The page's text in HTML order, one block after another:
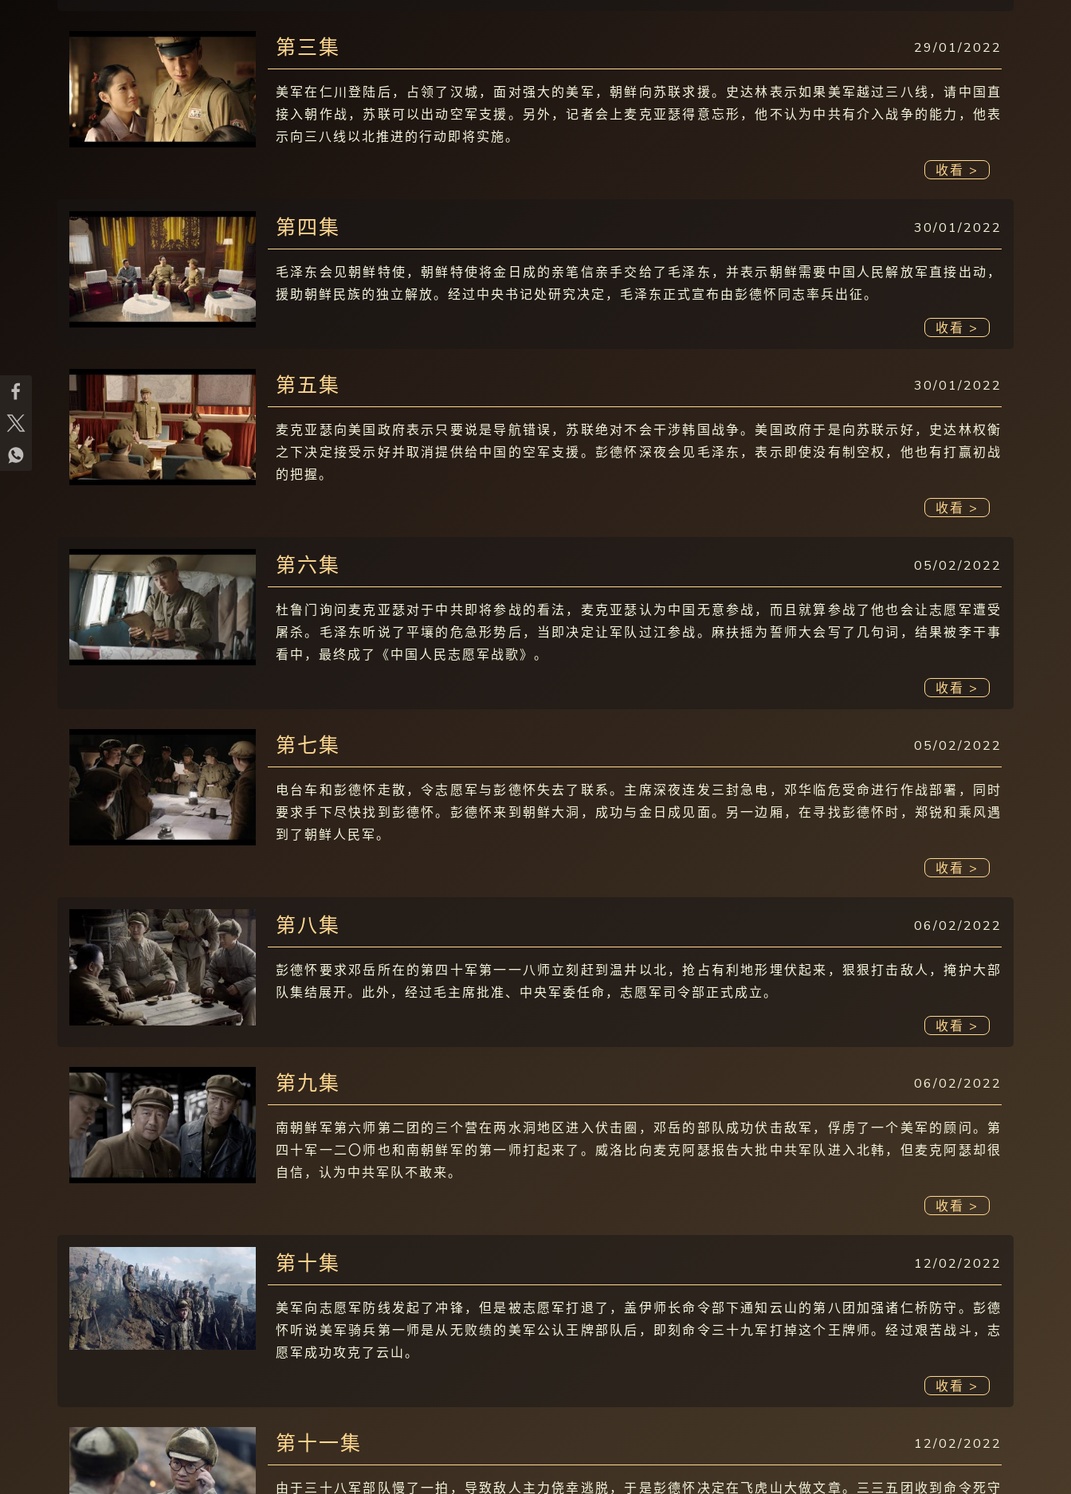
第三集 29/01/2022
美军在仁川登陆后，占领了汉城，面对强大的美军，朝鲜向苏联求援。史达林表示如果美军越过三八线，请中国直
接入朝作战，苏联可以出动空军支援。另外，记者会上麦克亚瑟得意忘形，他不认为中共有介入战争的能力，他表
示向三八线以北推进的行动即将实施。
收看 >
第四集 30/01/2022
毛泽东会见朝鲜特使，朝鲜特使将金日成的亲笔信亲手交给了毛泽东，并表示朝鲜需要中国人民解放军直接出动，
援助朝鲜民族的独立解放。经过中央书记处研究决定，毛泽东正式宣布由彭德怀同志率兵出征。
收看 >
第五集 30/01/2022
麦克亚瑟向美国政府表示只要说是导航错误，苏联绝对不会干涉韩国战争。美国政府于是向苏联示好，史达林权衡
之下决定接受示好并取消提供给中国的空军支援。彭德怀深夜会见毛泽东，表示即使没有制空权，他也有打赢初战
的把握。
收看 >
第六集 05/02/2022
杜鲁门询问麦克亚瑟对于中共即将参战的看法，麦克亚瑟认为中国无意参战，而且就算参战了他也会让志愿军遭受
屠杀。毛泽东听说了平壤的危急形势后，当即决定让军队过江参战。麻扶摇为誓师大会写了几句词，结果被李干事
看中，最终成了《中国人民志愿军战歌》。
收看 >
第七集 05/02/2022
电台车和彭德怀走散，令志愿军与彭德怀失去了联系。主席深夜连发三封急电，邓华临危受命进行作战部署，同时
要求手下尽快找到彭德怀。彭德怀来到朝鲜大洞，成功与金日成见面。另一边厢，在寻找彭德怀时，郑锐和乘风遇
到了朝鲜人民军。
收看 >
第八集 06/02/2022
彭德怀要求邓岳所在的第四十军第一一八师立刻赶到温井以北，抢占有利地形埋伏起来，狠狠打击敌人，掩护大部
队集结展开。此外，经过毛主席批准、中央军委任命，志愿军司令部正式成立。
收看 >
第九集 06/02/2022
南朝鲜军第六师第二团的三个营在两水洞地区进入伏击圈，邓岳的部队成功伏击敌军，俘虏了一个美军的顾问。第
四十军一二〇师也和南朝鲜军的第一师打起来了。威洛比向麦克阿瑟报告大批中共军队进入北韩，但麦克阿瑟却很
自信，认为中共军队不敢来。
收看 >
第十集 12/02/2022
美军向志愿军防线发起了冲锋，但是被志愿军打退了，盖伊师长命令部下通知云山的第八团加强诸仁桥防守。彭德
怀听说美军骑兵第一师是从无败绩的美军公认王牌部队后，即刻命令三十九军打掉这个王牌师。经过艰苦战斗，志
愿军成功攻克了云山。
收看 >
第十一集 12/02/2022
由于三十八军部队慢了一拍，导致敌人主力侥幸逃脱，于是彭德怀决定在飞虎山大做文章。三三五团收到命令死守